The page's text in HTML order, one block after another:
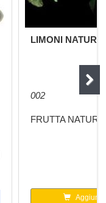
LIMONI
002
FRUTTA